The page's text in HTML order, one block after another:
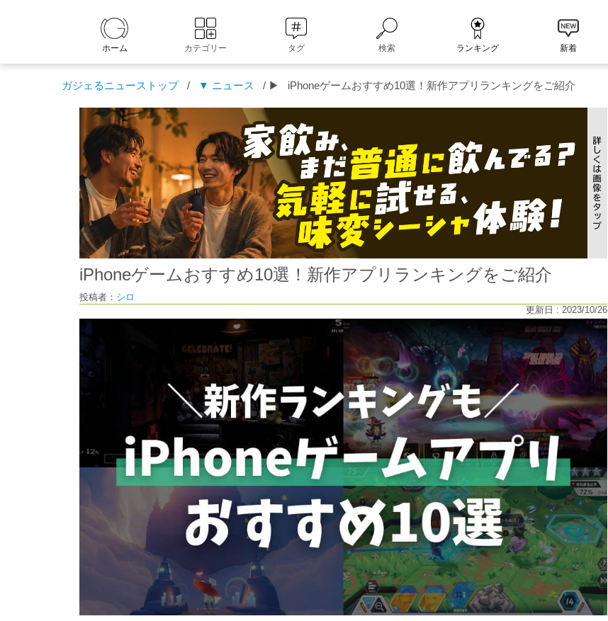
ホーム カテゴリー タグ 検索 ランキング 新着
ガジェるニューストップ / ▼ ニュース / ▶ iPhoneゲームおすすめ10選！新作アプリランキングをご紹介
iPhoneゲームおすすめ10選！新作アプリランキングをご紹介
投稿者： シロ
更新日 : 2023/10/26